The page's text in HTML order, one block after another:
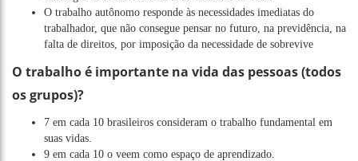
O trabalho autônomo responde às necessidades imediatas do
trabalhador, que não consegue pensar no futuro, na previdência, na
falta de direitos, por imposição da necessidade de sobrevive
O trabalho é importante na vida das pessoas (todos
os grupos)?
7 em cada 10 brasileiros consideram o trabalho fundamental em
suas vidas.
9 em cada 10 o veem como espaço de aprendizado.